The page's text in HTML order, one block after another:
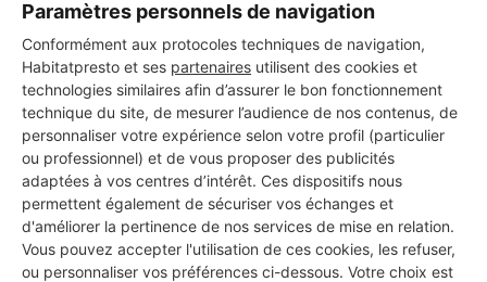
Paramètres personnels de navigation
Conformément aux protocoles techniques de navigation,
Habitatpresto et ses partenaires utilisent des cookies et
technologies similaires afin d’assurer le bon fonctionnement
technique du site, de mesurer l’audience de nos contenus, de
personnaliser votre expérience selon votre profil (particulier
ou professionnel) et de vous proposer des publicités
adaptées à vos centres d’intérêt. Ces dispositifs nous
permettent également de sécuriser vos échanges et
d'améliorer la pertinence de nos services de mise en relation.
Vous pouvez accepter l'utilisation de ces cookies, les refuser,
ou personnaliser vos préférences ci-dessous. Votre choix est
Les 1 autres Carreleurs pour
vos travaux à Carquefou
Adapth44
Carquefou
5 ans d'expérience